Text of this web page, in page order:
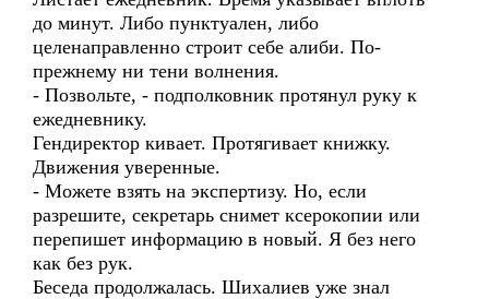
до минут. Либо пунктуален, либо
целенаправленно строит себе алиби. По-
прежнему ни тени волнения.
- Позвольте, - подполковник протянул руку к
ежедневнику.
Гендиректор кивает. Протягивает книжку.
Движения уверенные.
- Можете взять на экспертизу. Но, если
разрешите, секретарь снимет ксерокопии или
перепишет информацию в новый. Я без него
как без рук.
Беседа продолжалась. Шихалиев уже знал